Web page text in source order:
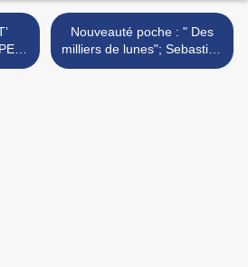
Nouveauté poche : " Des
milliers de lunes"; Sebastian
Barry >